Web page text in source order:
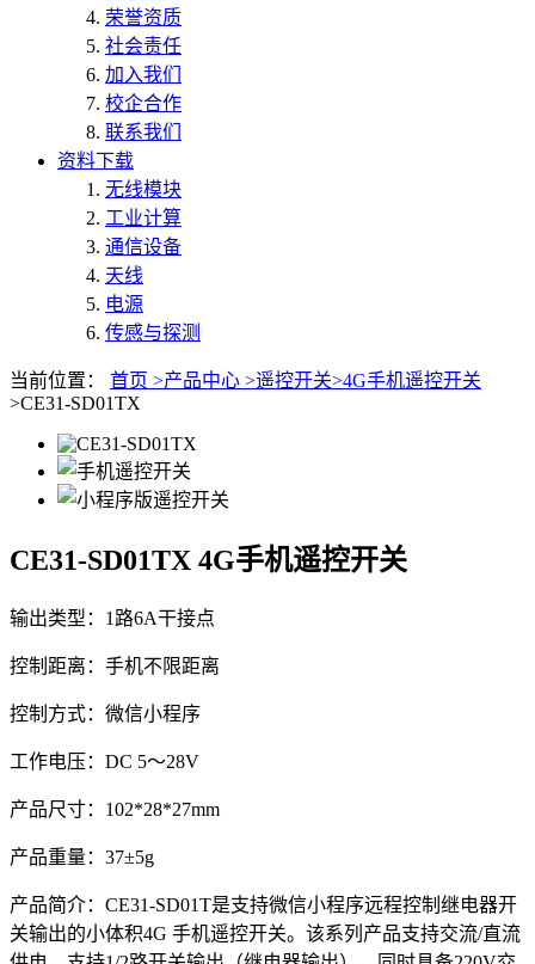
荣誉资质
社会责任
加入我们
校企合作
联系我们
资料下载
无线模块
工业计算
通信设备
天线
电源
传感与探测
当前位置： 首页 >产品中心 >遥控开关>4G手机遥控开关
>CE31-SD01TX
CE31-SD01TX 4G手机遥控开关
输出类型：1路6A干接点
控制距离：手机不限距离
控制方式：微信小程序
工作电压：DC 5～28V
产品尺寸：102*28*27mm
产品重量：37±5g
产品简介：CE31-SD01T是支持微信小程序远程控制继电器开
关输出的小体积4G 手机遥控开关。该系列产品支持交流/直流